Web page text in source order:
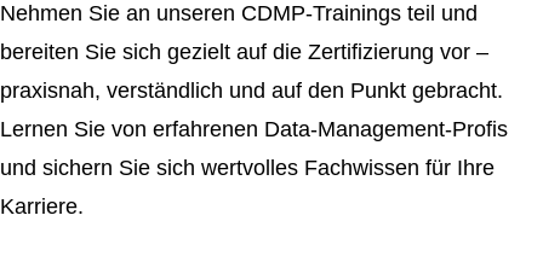
Nehmen Sie an unseren CDMP-Trainings teil und
bereiten Sie sich gezielt auf die Zertifizierung vor –
praxisnah, verständlich und auf den Punkt gebracht.
Lernen Sie von erfahrenen Data-Management-Profis
und sichern Sie sich wertvolles Fachwissen für Ihre
Karriere.